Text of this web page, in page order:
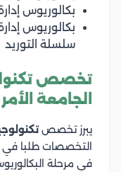
بكالوريوس
بكالوريوس
سلسلة التوريد
تخصص
الجامعة
يبرز تخصص
التخصصات طلبا في
في مرحلة